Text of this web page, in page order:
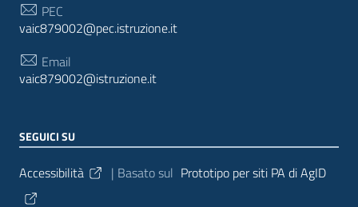
PEC
vaic879002@pec.istruzione.it
Email
vaic879002@istruzione.it
SEGUICI SU
Sezione Link Utili
Accessibilità | Basato sul Prototipo per siti PA di AgID